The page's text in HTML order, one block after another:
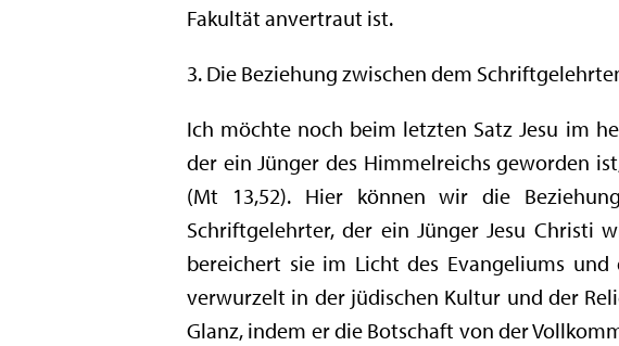
Fakultät anvertraut ist.
3. Die Beziehung zwischen dem
Ich möchte noch beim letzten Satz Jesu im
der ein Jünger des Himmelreichs geworden
(Mt 13,52). Hier können wir die
Schriftgelehrter, der ein Jünger Jesu Christi
bereichert sie im Licht des Evangeliums
verwurzelt in der jüdischen Kultur und der
Glanz, indem er die Botschaft von der